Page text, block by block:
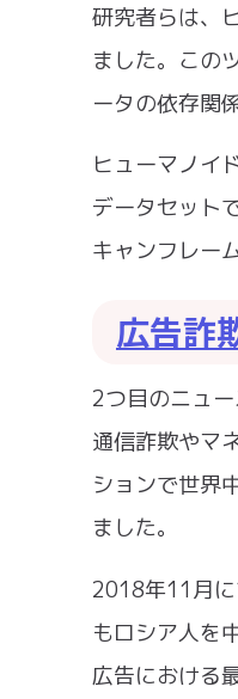
研究者らは、
ました。この
ータの依存関
ヒューマノイ
データセット
キャンフレー
広告詐
2つ目のニュ
通信詐欺やマ
ションで世界
ました。
2018年11月
もロシア人を
広告における